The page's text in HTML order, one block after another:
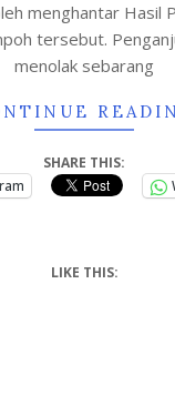
menghantar Hasil
tersebut.
menolak sebarang
SHARE THIS:
LIKE THIS: